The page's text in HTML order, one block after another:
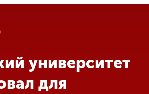
университет
для